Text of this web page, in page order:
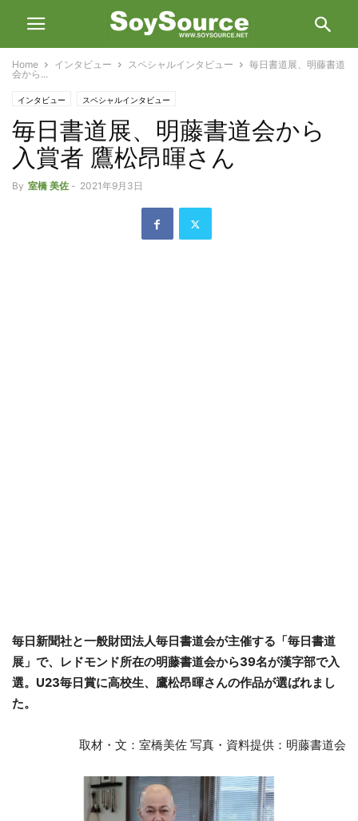
Home インタビュー スペシャルインタビュー
毎日書道展、明藤書道
会から...
インタビュー スペシャルインタビュー
毎日書道展、明藤書道会から
入賞者 鷹松昂暉さん
By 室橋 美佐 - 2021年9月3日
毎日新聞社と一般財団法人毎日書道会が主催する「毎日書道
展」で、レドモンド所在の明藤書道会から39名が漢字部で入
選。U23毎日賞に高校生、鷹松昂暉さんの作品が選ばれまし
た。
取材・文：室橋美佐 写真・資料提供：明藤書道会